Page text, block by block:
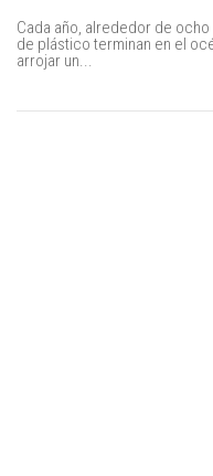
Cada año, alrededor de
de plástico terminan en el
arrojar un...